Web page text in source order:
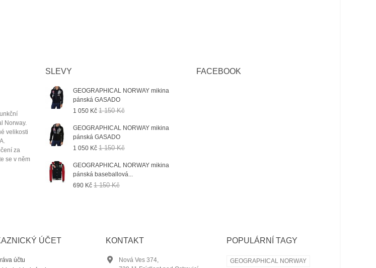
Norway.
velikosti
za
se v něm
SLEVY
GEOGRAPHICAL NORWAY mikina
pánská GASADO
1 050 Kč 1 150 Kč
GEOGRAPHICAL NORWAY mikina
pánská GASADO
1 050 Kč 1 150 Kč
GEOGRAPHICAL NORWAY mikina
pánská baseballová...
690 Kč 1 150 Kč
FACEBOOK
ÚČET
účtu
KONTAKT
Nová Ves 374,
POPULÁRNÍ TAGY
GEOGRAPHICAL NORWAY